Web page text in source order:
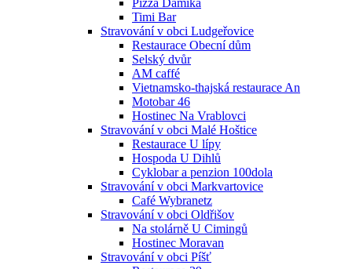
Pizza Damika
Timi Bar
Stravování v obci Ludgeřovice
Restaurace Obecní dům
Selský dvůr
AM caffé
Vietnamsko-thajská restaurace An
Motobar 46
Hostinec Na Vrablovci
Stravování v obci Malé Hoštice
Restaurace U lípy
Hospoda U Dihlů
Cyklobar a penzion 100dola
Stravování v obci Markvartovice
Café Wybranetz
Stravování v obci Oldřišov
Na stolárně U Cimingů
Hostinec Moravan
Stravování v obci Píšť